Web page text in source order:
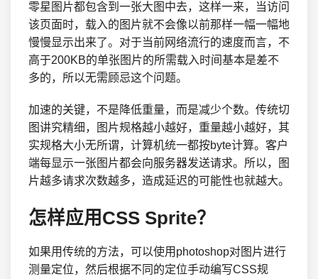
零星图片都包含到一张大图中去，这样一来，当访问
该页面时，载入的图片就不会像以前那样一幅一幅地
慢慢显示出来了。对于当前网络流行的速度而言，不
高于200KB的单张图片的所需载入时间基本是差不
多的，所以无需顾忌这个问题。
加速的关键，不是降低重量，而是减少个数。传统切
图讲究精细，图片规格越小越好，重量越小越好，其
实规格大小无所谓，计算机统一都按byte计算。客户
端每显示一张图片都会向服务器发送请求。所以，图
片越多请求次数越多，造成延迟的可能性也就越大。
怎样应用CSS Sprite？
如果用传统的方法，可以使用photoshop对图片进行
测量定位，然后根据不同的定位手动编写CSS规